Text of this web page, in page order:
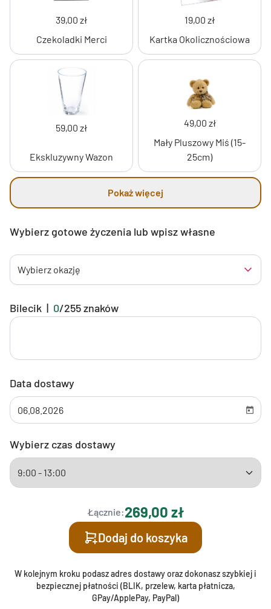
39,00 zł
Czekoladki Merci
19,00 zł
Kartka Okolicznościowa
59,00 zł
Ekskluzywny Wazon
49,00 zł
Mały Pluszowy Miś (15-
25cm)
Pokaż więcej
Wybierz gotowe życzenia lub wpisz własne
Wybierz okazję
Bilecik | 0/255znaków
Data dostawy
Wybierz czas dostawy
Łącznie:269,00 zł
Dodaj do koszyka
W kolejnym kroku podasz adres dostawy oraz dokonasz szybkiej i
bezpiecznej płatności (BLIK, przelew, karta płatnicza,
GPay/ApplePay, PayPal)